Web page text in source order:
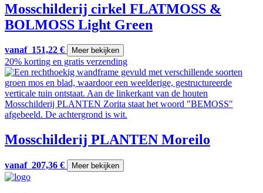
Mosschilderij cirkel FLATMOSS &
BOLMOSS Light Green
vanaf 151,22 € Meer bekijken
20% korting en gratis verzending
Mosschilderij PLANTEN Moreilo
vanaf 207,36 € Meer bekijken